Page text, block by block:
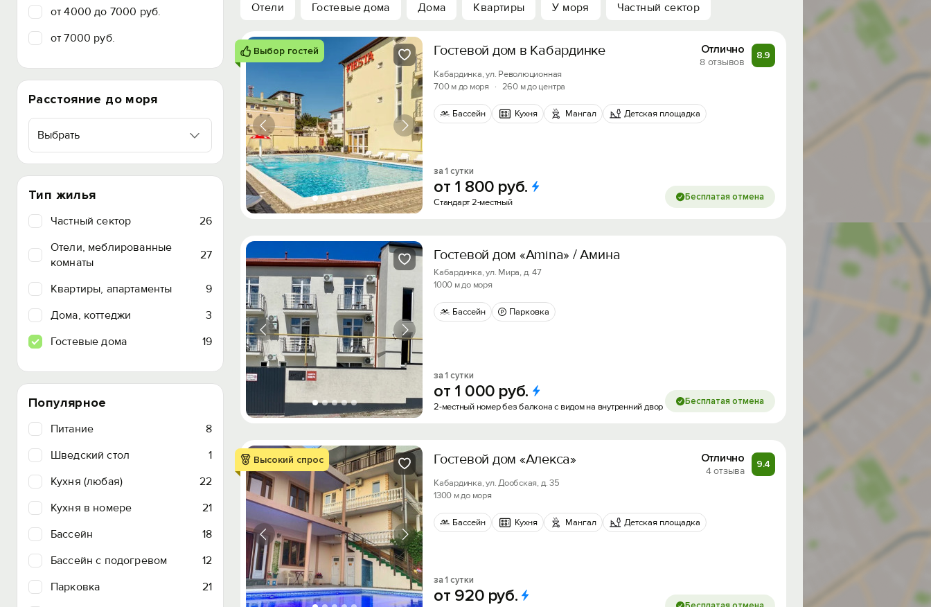
от 4000 до 7000 руб.
от 7000 руб.
Расстояние до моря
Выбрать
Тип жилья
Частный сектор
26
Отели, меблированные
комнаты
27
Квартиры, апартаменты
9
Дома, коттеджи
3
Гостевые дома
19
Популярное
Питание
8
Шведский стол
1
Кухня (любая)
22
Кухня в номере
21
Бассейн
18
Бассейн с подогревом
12
Парковка
21
Отели Гостевые дома Дома Квартиры У моря Частный сектор
Выбор гостей Гостевой дом в Кабардинке Отлично
8 отзывов
8.9
Кабардинка, ул. Революционная
700 м до моря
· 260 м до центра
Бассейн Кухня Мангал Детская площадка
за 1 сутки
от 1 800 руб.
Стандарт 2-местный Бесплатая отмена
Гостевой дом «Amina» / Амина
Кабардинка, ул. Мира, д. 47
1000 м до моря
Бассейн Парковка
за 1 сутки
от 1 000 руб.
2-местный номер без балкона с видом на внутренний двор Бесплатая отмена
Высокий спрос Гостевой дом «Алекса» Отлично
4 отзыва
9.4
Кабардинка, ул. Дообская, д. 35
1300 м до моря
Бассейн Кухня Мангал Детская площадка
за 1 сутки
от 920 руб.